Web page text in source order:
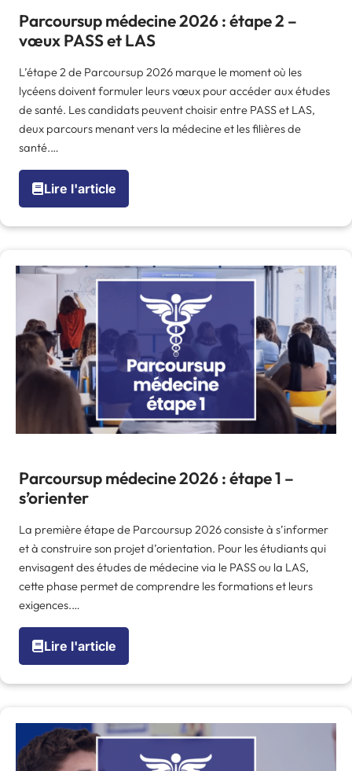
Parcoursup médecine 2026 : étape 2 –
vœux PASS et LAS
L’étape 2 de Parcoursup 2026 marque le moment où les
lycéens doivent formuler leurs vœux pour accéder aux études
de santé. Les candidats peuvent choisir entre PASS et LAS,
deux parcours menant vers la médecine et les filières de
santé.…
Lire l'article
Parcoursup médecine 2026 : étape 1 –
s’orienter
La première étape de Parcoursup 2026 consiste à s’informer
et à construire son projet d’orientation. Pour les étudiants qui
envisagent des études de médecine via le PASS ou la LAS,
cette phase permet de comprendre les formations et leurs
exigences.…
Lire l'article